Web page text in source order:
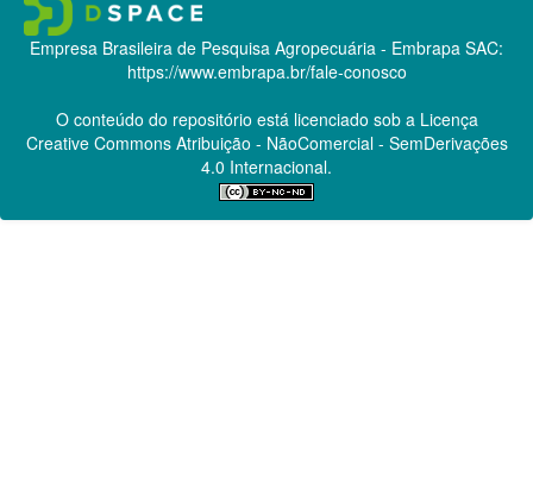
Empresa Brasileira de Pesquisa Agropecuária - Embrapa SAC:
https://www.embrapa.br/fale-conosco
O conteúdo do repositório está licenciado sob a Licença
Creative CommonsAtribuição - NãoComercial - SemDerivações
4.0 Internacional.